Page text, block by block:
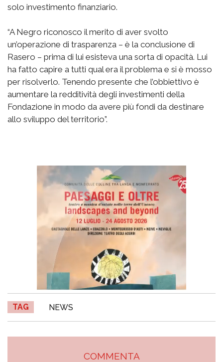
solo investimento finanziario.
“A Negro riconosco il merito di aver svolto
un’operazione di trasparenza – è la conclusione di
Rasero – prima di lui esisteva una sorta di opacità. Lui
ha fatto capire a tutti qual era il problema e si è mosso
per risolverlo. Tenendo presente che l’obbiettivo è
aumentare la redditività degli investimenti della
Fondazione in modo da avere più fondi da destinare
allo sviluppo del territorio”.
TAG NEWS
COMMENTA